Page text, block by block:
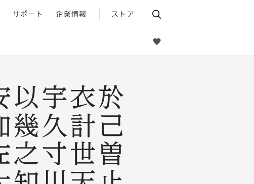
サポート 企業情報 ストア